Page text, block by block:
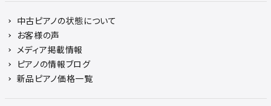
中古ピアノの状態について
お客様の声
メディア掲載情報
ピアノの情報ブログ
新品ピアノ価格一覧